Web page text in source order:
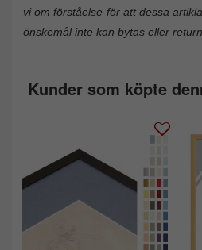
vi om förståelse för att dessa
önskemål inte kan bytas eller
Kunder som köpte